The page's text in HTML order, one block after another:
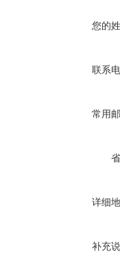
您的
联系
常用
详细
补充